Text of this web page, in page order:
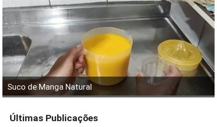
Suco de Manga Natural
Últimas Publicações